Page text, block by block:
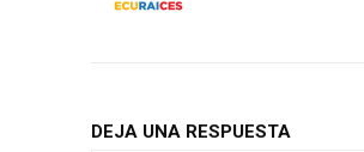
DEJA UNA RESPUESTA